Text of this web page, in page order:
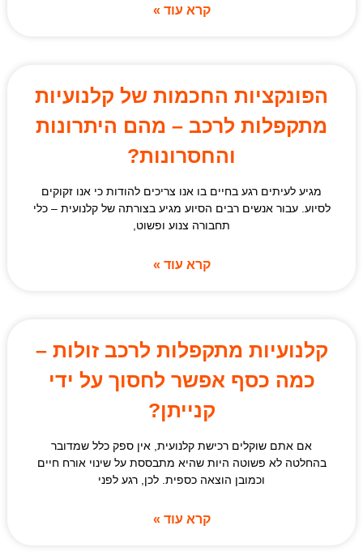
קרא עוד »
הפונקציות החכמות של קלנועיות
מתקפלות לרכב – מהם היתרונות
והחסרונות?
מגיע לעיתים רגע בחיים בו אנו צריכים להודות כי אנו זקוקים
לסיוע. עבור אנשים רבים הסיוע מגיע בצורתה של קלנועית – כלי
תחבורה צנוע ופשוט,
קרא עוד »
קלנועיות מתקפלות לרכב זולות –
כמה כסף אפשר לחסוך על ידי
קנייתן?
אם אתם שוקלים רכישת קלנועית, אין ספק כלל שמדובר
בהחלטה לא פשוטה היות שהיא מתבססת על שינוי אורח חיים
וכמובן הוצאה כספית. לכן, רגע לפני
קרא עוד »